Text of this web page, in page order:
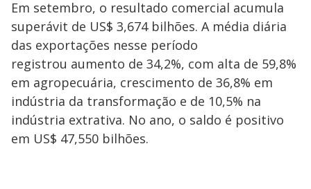
Em setembro, o resultado comercial acumula
superávit de US$ 3,674 bilhões. A média diária
das exportações nesse período
registrou aumento de 34,2%, com alta de 59,8%
em agropecuária, crescimento de 36,8% em
indústria da transformação e de 10,5% na
indústria extrativa. No ano, o saldo é positivo
em US$ 47,550 bilhões.